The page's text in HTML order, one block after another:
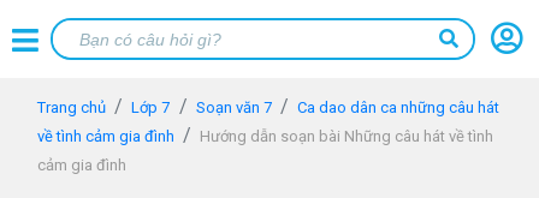
Trang chủ Lớp 7 Soạn văn 7
Ca dao dân ca những câu hát
về tình cảm gia đình
Hướng dẫn soạn bài Những câu hát về tình
cảm gia đình